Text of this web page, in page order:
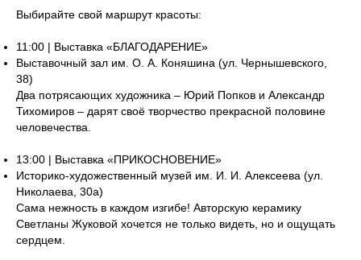
Выбирайте свой маршрут красоты:
11:00 | Выставка «БЛАГОДАРЕНИЕ»
Выставочный зал им. О. А. Коняшина (ул. Чернышевского,
38)
Два потрясающих художника – Юрий Попков и Александр
Тихомиров – дарят своё творчество прекрасной половине
человечества.
13:00 | Выставка «ПРИКОСНОВЕНИЕ»
Историко-художественный музей им. И. И. Алексеева (ул.
Николаева, 30а)
Сама нежность в каждом изгибе! Авторскую керамику
Светланы Жуковой хочется не только видеть, но и ощущать
сердцем.